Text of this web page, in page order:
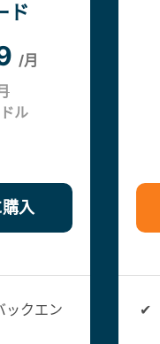
ド
/月
ル
入
ックエン
✔